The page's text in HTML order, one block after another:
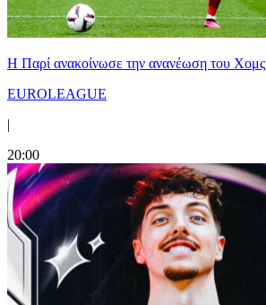
Η Παρί ανακοίνωσε την ανανέωση του Χομς
EUROLEAGUE
|
20:00